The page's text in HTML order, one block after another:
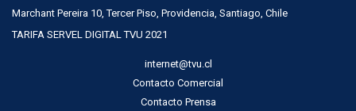
Marchant Pereira 10, Tercer Piso, Providencia, Santiago, Chile
TARIFA SERVEL DIGITAL TVU 2021
internet@tvu.cl
Contacto Comercial
Contacto Prensa